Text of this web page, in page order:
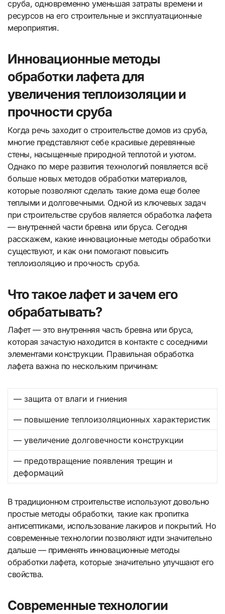
сруба, одновременно уменьшая затраты времени и
ресурсов на его строительные и эксплуатационные
мероприятия.
Инновационные методы
обработки лафета для
увеличения теплоизоляции и
прочности сруба
Когда речь заходит о строительстве домов из сруба,
многие представляют себе красивые деревянные
стены, насыщенные природной теплотой и уютом.
Однако по мере развития технологий появляется всё
больше новых методов обработки материалов,
которые позволяют сделать такие дома еще более
теплыми и долговечными. Одной из ключевых задач
при строительстве срубов является обработка лафета
— внутренней части бревна или бруса. Сегодня
расскажем, какие инновационные методы обработки
существуют, и как они помогают повысить
теплоизоляцию и прочность сруба.
Что такое лафет и зачем его
обрабатывать?
Лафет — это внутренняя часть бревна или бруса,
которая зачастую находится в контакте с соседними
элементами конструкции. Правильная обработка
лафета важна по нескольким причинам:
— защита от влаги и гниения
— повышение теплоизоляционных характеристик
— увеличение долговечности конструкции
— предотвращение появления трещин и
деформаций
В традиционном строительстве используют довольно
простые методы обработки, такие как пропитка
антисептиками, использование лакиров и покрытий. Но
современные технологии позволяют идти значительно
дальше — применять инновационные методы
обработки лафета, которые значительно улучшают его
свойства.
Современные технологии